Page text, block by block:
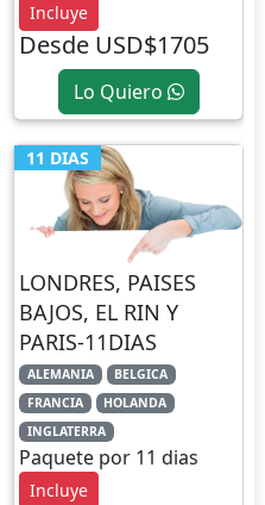
Incluye
Desde USD$1705
Lo Quiero
11 DIAS
LONDRES, PAISES
BAJOS, EL RIN Y
PARIS-11DIAS
ALEMANIA
BELGICA
FRANCIA
HOLANDA
INGLATERRA
Paquete por 11 dias
Incluye